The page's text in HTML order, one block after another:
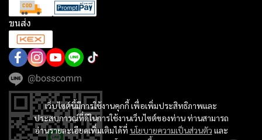
เว็บไซต์นี้มีการใช้งานคุกกี้ เพื่อเพิ่มประสิทธิภาพและ
ประสบการณ์ที่ดีในการใช้งานเว็บไซต์ของท่าน ท่านสามารถ
อ่านรายละเอียดเพิ่มเติมได้ที่ นโยบายความเป็นส่วนตัว และ
ขนส่ง
@bosscomm